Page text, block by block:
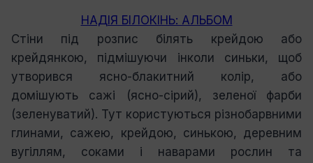
НАДІЯ БІЛОКІНЬ: АЛЬБОМ
Стіни під розпис білять крейдою або
крейдянкою, підмішуючи інколи синьки, щоб
утворився ясно-блакитний колір, або
домішують сажі (ясно-сірий), зеленої фарби
(зеленуватий). Тут користуються різнобарвними
глинами, сажею, крейдою, синькою, деревним
вугіллям, соками і наварами рослин та